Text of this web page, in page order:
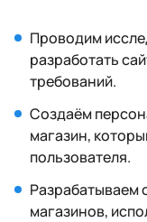
Проводим
разработать
требований.
Создаём
магазин,
пользователя.
Разрабатываем
магазинов,